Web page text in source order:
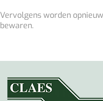
Vervolgens worden
bewaren.